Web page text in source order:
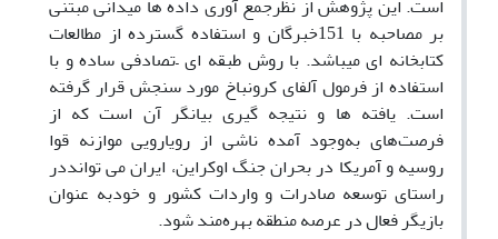
است. این پژوهش از نظرجمع آوری داده ها میدانی مبتنی
بر مصاحبه با 151خبرگان و استفاده گسترده از مطالعات
کتابخانه ای میباشد. با روش طبقه ای –تصادفی ساده و با
استفاده از فرمول آلفای کرونباخ مورد سنجش قرار گرفته
است. یافته‌ ها و نتیجه گیری بیانگر آن است که از
فرصت‌های به‌وجود آمده ناشی از رویارویی موازنه قوا
روسیه و آمریکا در بحران جنگ اوکراین، ایران می توانددر
راستای توسعه صادرات و واردات کشور و خودبه عنوان
بازیگر فعال در عرصه منطقه بهره‌مند شود.